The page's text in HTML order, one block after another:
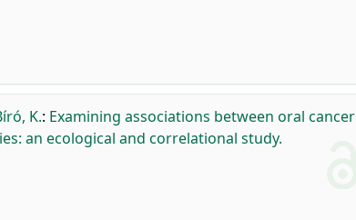
K.: Examining associations between oral cancer
an ecological and correlational study.